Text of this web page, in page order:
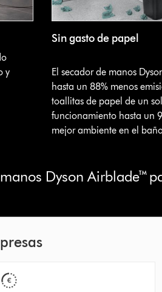
y
Sin gasto de papel
El secador de manos
hasta un 88% menos
toallitas de papel de un
funcionamiento hasta un
mejor ambiente en el
Dyson Airblade™